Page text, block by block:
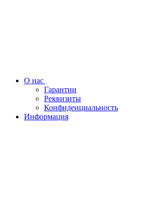
О нас
Гарантии
Реквизиты
Конфиденциальность
Информация